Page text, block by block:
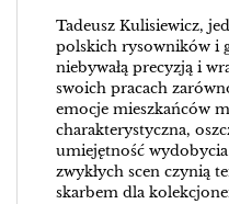
Tadeusz Kulisiewicz,
polskich rysowników i
niebywałą precyzją i
swoich pracach
emocje mieszkańców
charakterystyczna,
umiejętność
zwykłych scen czynią
skarbem dla